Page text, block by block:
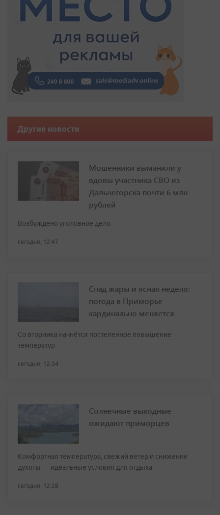
Другие новости
Мошенники выманили у
вдовы участника СВО из
Дальнегорска почти 6 млн
рублей
Возбуждено уголовное дело
сегодня, 12:47
Спад жары и ясная неделя:
погода в Приморье
кардинально меняется
Со вторника начнётся постепенное повышение
температур
сегодня, 12:34
Солнечные выходные
ожидают приморцев
Комфортная температура, свежий ветер и снижение
духоты — идеальные условия для отдыха
сегодня, 12:28